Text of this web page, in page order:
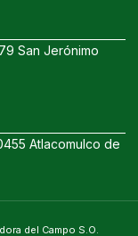
San Jerónimo
Atlacomulco de
del Campo S.O.